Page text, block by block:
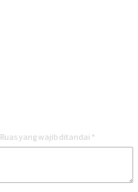
Ruas yang wajib ditandai *